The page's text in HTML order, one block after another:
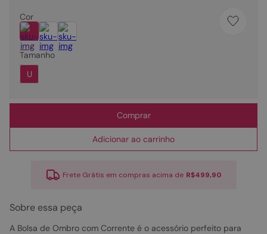
Cor
Tamanho
U
Comprar
Adicionar ao carrinho
Frete Grátis em compras acima de R$499,90
Sobre essa peça
A Bolsa de Ombro com Corrente é o acessório perfeito para
tamanco
bolsa
sapatilha
couro